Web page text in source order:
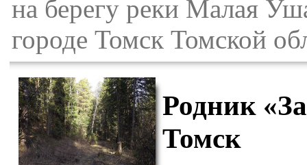
на берегу реки Малая
городе Томск Томской
Родник
Томск